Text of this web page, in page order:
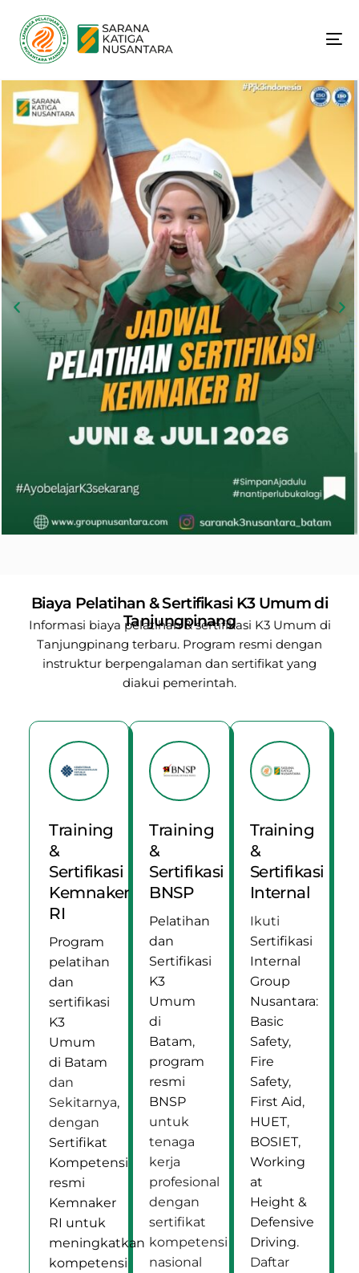
Biaya Pelatihan & Sertifikasi K3 Umum di
Tanjungpinang
Informasi biaya pelatihan & sertifikasi K3 Umum di
Tanjungpinang terbaru. Program resmi dengan
instruktur berpengalaman dan sertifikat yang
diakui pemerintah.
Training
&
Sertifikasi
Kemnaker
RI
Program
pelatihan
dan
sertifikasi
K3
Umum
di Batam
dan
Sekitarnya,
dengan
Sertifikat
Kompetensi
resmi
Kemnaker
RI untuk
meningkatkan
kompetensi
Training
&
Sertifikasi
BNSP
Pelatihan
dan
Sertifikasi
K3
Umum
di
Batam,
program
resmi
BNSP
untuk
tenaga
kerja
profesional
dengan
sertifikat
kompetensi
nasional
Training
&
Sertifikasi
Internal
Ikuti
Sertifikasi
Internal
Group
Nusantara:
Basic
Safety,
Fire
Safety,
First Aid,
HUET,
BOSIET,
Working
at
Height &
Defensive
Driving.
Daftar